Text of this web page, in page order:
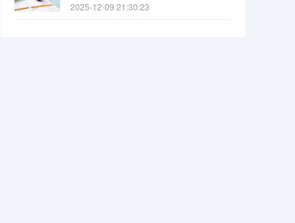
2025-12-09 21:30:23